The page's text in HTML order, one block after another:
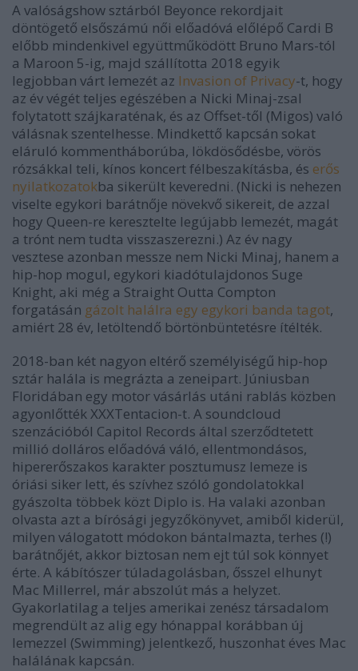
A valóságshow sztárból Beyonce rekordjait
döntögető elsőszámú női előadóvá előlépő Cardi B
előbb mindenkivel együttműködött Bruno Mars-tól
a Maroon 5-ig, majd szállította 2018 egyik
legjobban várt lemezét az Invasion of Privacy-t, hogy
az év végét teljes egészében a Nicki Minaj-zsal
folytatott szájkaraténak, és az Offset-től (Migos) való
válásnak szentelhesse. Mindkettő kapcsán sokat
eláruló kommentháborúba, lökdösődésbe, vörös
rózsákkal teli, kínos koncert félbeszakításba, és erős
nyilatkozatokba sikerült keveredni. (Nicki is nehezen
viselte egykori barátnője növekvő sikereit, de azzal
hogy Queen-re keresztelte legújabb lemezét, magát
a trónt nem tudta visszaszerezni.) Az év nagy
vesztese azonban messze nem Nicki Minaj, hanem a
hip-hop mogul, egykori kiadótulajdonos Suge
Knight, aki még a Straight Outta Compton
forgatásán gázolt halálra egy egykori banda tagot,
amiért 28 év, letöltendő börtönbüntetésre ítélték.
2018-ban két nagyon eltérő személyiségű hip-hop
sztár halála is megrázta a zeneipart. Júniusban
Floridában egy motor vásárlás utáni rablás közben
agyonlőtték XXXTentacion-t. A soundcloud
szenzációból Capitol Records által szerződtetett
millió dolláros előadóvá váló, ellentmondásos,
hipererőszakos karakter posztumusz lemeze is
óriási siker lett, és szívhez szóló gondolatokkal
gyászolta többek közt Diplo is. Ha valaki azonban
olvasta azt a bírósági jegyzőkönyvet, amiből kiderül,
milyen válogatott módokon bántalmazta, terhes (!)
barátnőjét, akkor biztosan nem ejt túl sok könnyet
érte. A kábítószer túladagolásban, ősszel elhunyt
Mac Millerrel, már abszolút más a helyzet.
Gyakorlatilag a teljes amerikai zenész társadalom
megrendült az alig egy hónappal korábban új
lemezzel (Swimming) jelentkező, huszonhat éves Mac
halálának kapcsán.